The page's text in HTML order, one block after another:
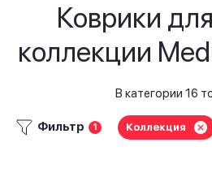
Коврики
коллекции
В категории 16
Фильтр 1 Коллекция